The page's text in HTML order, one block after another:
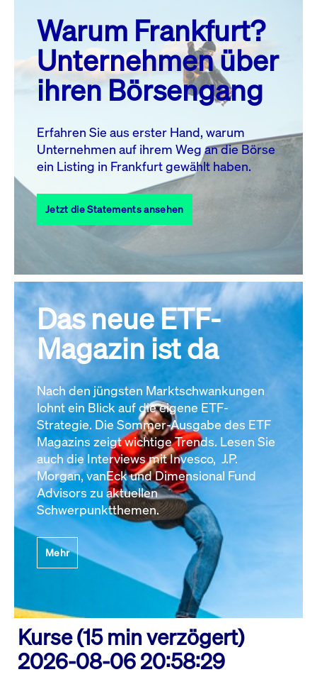
MO. DI. MI. DO. FR. SA. SO.
1
2
3
4 5 6 7 8
10 11 13 14
17
18 19 20 21 22
23
27 28
31
Alle Events
Warum Frankfurt?
Unternehmen über
ihren Börsengang
Erfahren Sie aus erster Hand, warum
Unternehmen auf ihrem Weg an die Börse
ein Listing in Frankfurt gewählt haben.
Jetzt die Statements ansehen
Das neue ETF-
Magazin ist da
Nach den jüngsten Marktschwankungen
lohnt ein Blick auf die eigene ETF-
Strategie. Die Sommer-Ausgabe des ETF
Magazins zeigt wichtige Trends. Lesen Sie
auch die Interviews mit Invesco, J.P.
Morgan, vanEck und Dimensional Fund
Advisors zu aktuellen
Schwerpunktthemen.
Mehr
Kurse (15 min verzögert)
2026-08-06 20:58:29